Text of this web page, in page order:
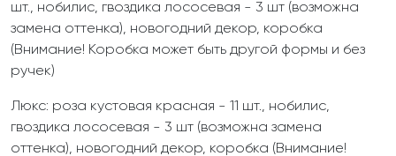
шт., нобилис, гвоздика лососевая - 3 шт (возможна
замена оттенка), новогодний декор, коробка
(Внимание! Коробка может быть другой формы и без
ручек)
Люкс: роза кустовая красная - 11 шт., нобилис,
гвоздика лососевая - 3 шт (возможна замена
оттенка), новогодний декор, коробка (Внимание!